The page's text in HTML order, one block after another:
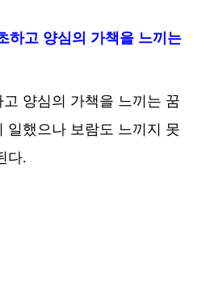
하고 양심의 가책을 느끼는
양심의 가책을 느끼는 꿈
일했으나 보람도 느끼지 못
다.